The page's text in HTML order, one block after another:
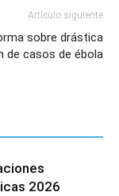
Artículo siguiente
sobre drástica
de casos de ébola
2026